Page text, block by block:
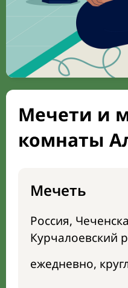
Мечети и
комнаты
Мечеть
Россия,
Курчалоевский
ежедневно,